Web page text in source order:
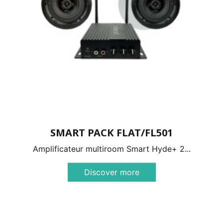
SMART PACK FLAT/FL501
Amplificateur multiroom Smart Hyde+ 2...
Discover more